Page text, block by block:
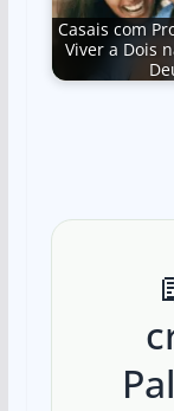
Casais com
Viver a Dois